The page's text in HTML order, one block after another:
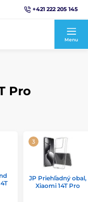
+421 222 205 145
Menu
Pro
JP Priehľadný obal,
Xiaomi 14T Pro